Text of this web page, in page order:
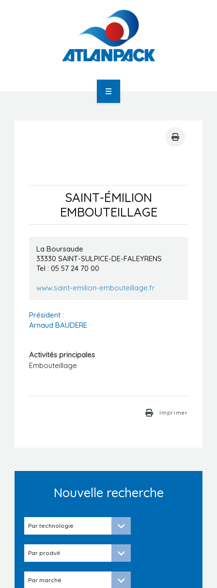
Formations
Stages/Emplois
Liens utiles
SAINT-ÉMILION
EMBOUTEILLAGE
La Boursaude
33330 SAINT-SULPICE-DE-FALEYRENS
Tel : 05 57 24 70 00
www.saint-emilion-embouteillage.fr
Président :
Arnaud BAUDERE
Activités principales
Embouteillage
Imprimer
Nouvelle recherche